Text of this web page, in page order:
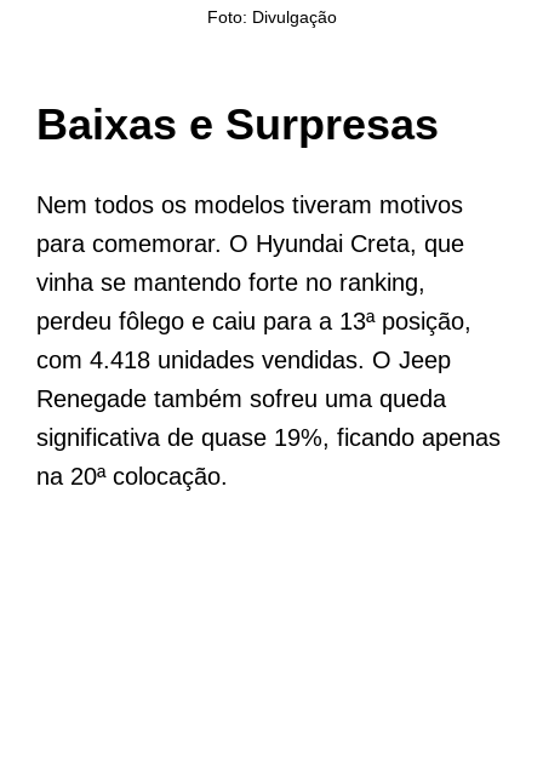
Foto: Divulgação
Baixas e Surpresas
Nem todos os modelos tiveram motivos
para comemorar. O Hyundai Creta, que
vinha se mantendo forte no ranking,
perdeu fôlego e caiu para a 13ª posição,
com 4.418 unidades vendidas. O Jeep
Renegade também sofreu uma queda
significativa de quase 19%, ficando apenas
na 20ª colocação.